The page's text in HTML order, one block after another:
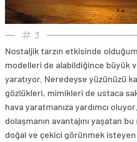
3
Nostaljik tarzın etkisinde
modelleri de alabildiğince büyük
yaratıyor. Neredeyse yüzünüzü
gözlükleri, mimikleri de ustaca
hava yaratmanıza yardımcı
dolaşmanın avantajını yaşatan
doğal ve çekici görünmek isteyen